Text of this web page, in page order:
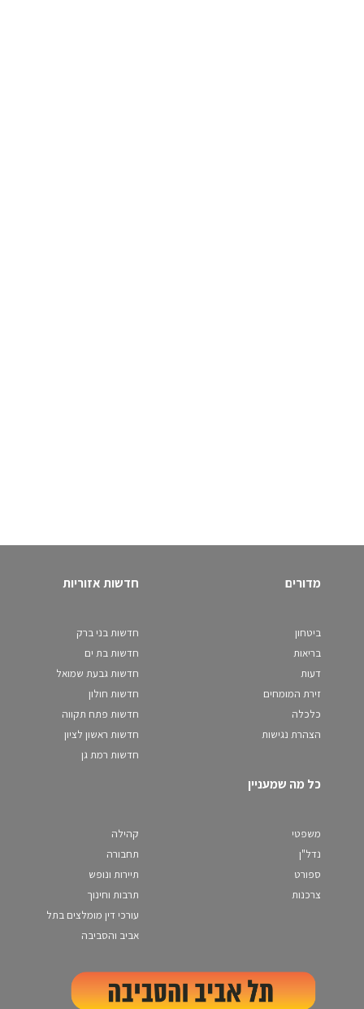
מדורים
ביטחון
בריאות
דעות
זירת המומחים
כלכלה
הצהרת נגישות
חדשות אזוריות
חדשות בני ברק
חדשות בת ים
חדשות גבעת שמואל
חדשות חולון
חדשות פתח תקווה
חדשות ראשון לציון
חדשות רמת גן
כל מה שמעניין
משפטי
נדל"ן
ספורט
צרכנות
קהילה
תחבורה
תיירות ונופש
תרבות וחינוך
עורכי דין מומלצים בתל
אביב והסביבה